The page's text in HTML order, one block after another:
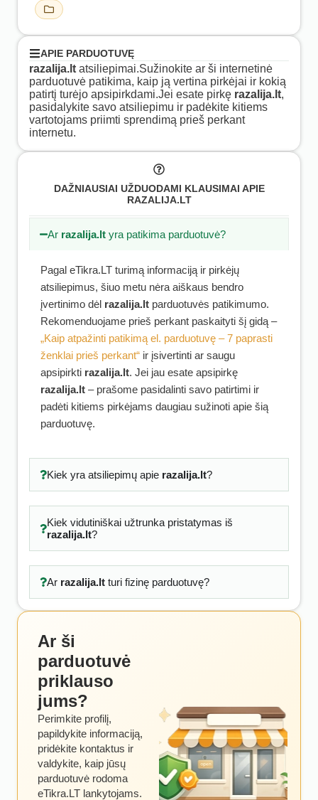
APIE PARDUOTUVĘ
razalija.lt atsiliepimai.Sužinokite ar ši internetinė
parduotuvė patikima, kaip ją vertina pirkėjai ir kokią
patirtį turėjo apsipirkdami.Jei esate pirkę razalija.lt,
pasidalykite savo atsiliepimu ir padėkite kitiems
vartotojams priimti sprendimą prieš perkant
internetu.
DAŽNIAUSIAI UŽDUODAMI KLAUSIMAI APIE
RAZALIJA.LT
Ar razalija.lt yra patikima parduotuvė?
Pagal eTikra.LT turimą informaciją ir pirkėjų
atsiliepimus, šiuo metu nėra aiškaus bendro
įvertinimo dėl razalija.lt parduotuvės patikimumo.
Rekomenduojame prieš perkant paskaityti šį gidą –
„Kaip atpažinti patikimą el. parduotuvę – 7 paprasti
ženklai prieš perkant“ ir įsivertinti ar saugu
apsipirkti razalija.lt. Jei jau esate apsipirkę
razalija.lt – prašome pasidalinti savo patirtimi ir
padėti kitiems pirkėjams daugiau sužinoti apie šią
parduotuvę.
Kiek yra atsiliepimų apie razalija.lt?
Kiek vidutiniškai užtrunka pristatymas iš
razalija.lt?
Ar razalija.ltturi fizinę parduotuvę?
Ar ši
parduotuvė
priklauso
jums?
Perimkite profilį,
papildykite informaciją,
pridėkite kontaktus ir
valdykite, kaip jūsų
parduotuvė rodoma
eTikra.LT lankytojams.